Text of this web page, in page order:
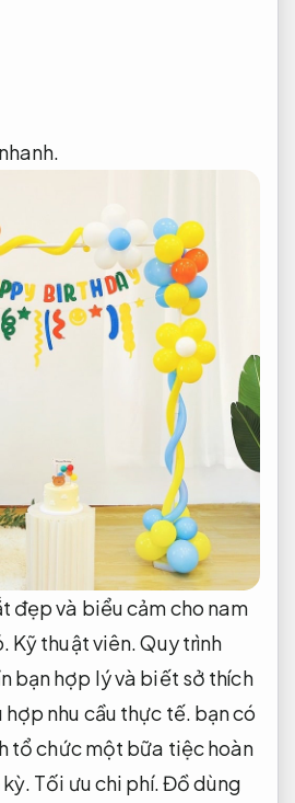
đẹp và biểu cảm cho nam
Kỹ thuật viên.Quy trình
bạn hợp lý và biết sở thích
hợp nhu cầu thực tế. bạn có
tổ chức một bữa tiệc hoàn
Tối ưu chi phí.Đồ dùng